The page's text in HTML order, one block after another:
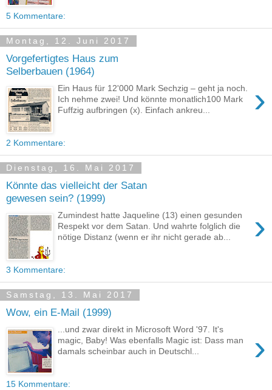
5 Kommentare:
Montag, 12. Juni 2017
Vorgefertigtes Haus zum
Selberbauen (1964)
›
Ein Haus für 12'000 Mark Sechzig – geht ja noch.
Ich nehme zwei! Und könnte monatlich100 Mark
Fuffzig aufbringen (x). Einfach ankreu...
2 Kommentare:
Dienstag, 16. Mai 2017
Könnte das vielleicht der Satan
gewesen sein? (1999)
›
Zumindest hatte Jaqueline (13) einen gesunden
Respekt vor dem Satan. Und wahrte folglich die
nötige Distanz (wenn er ihr nicht gerade ab...
3 Kommentare:
Samstag, 13. Mai 2017
Wow, ein E-Mail (1999)
›
...und zwar direkt in Microsoft Word '97. It's
magic, Baby! Was ebenfalls Magic ist: Dass man
damals scheinbar auch in Deutschl...
15 Kommentare: